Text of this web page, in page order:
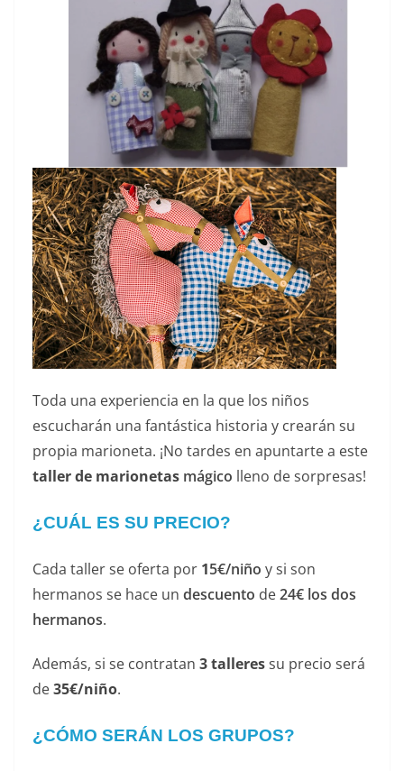
Toda una experiencia en la que los niños
escucharán una fantástica historia y crearán su
propia marioneta. ¡No tardes en apuntarte a este
taller de marionetas mágico lleno de sorpresas!
¿CUÁL ES SU PRECIO?
Cada taller se oferta por 15€/niño y si son
hermanos se hace un descuento de24€ los dos
hermanos.
Además, si se contratan 3 talleressu precio será
de35€/niño.
¿CÓMO SERÁN LOS GRUPOS?